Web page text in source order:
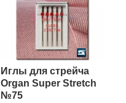
Иглы для стрейча
Organ Super Stretch
№75